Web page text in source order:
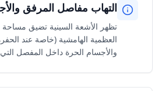
التهاب مفاصل المرفق
تظهر الأشعة السينية تضيق مساحة
العظمية الهامشية (خاصة عند
والأجسام الحرة داخل المفصل